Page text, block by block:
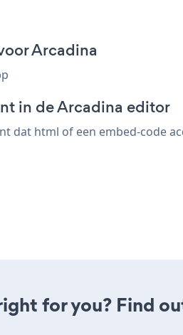
Arcadina
in de Arcadina editor
dat html of een embed-code
for you? Find